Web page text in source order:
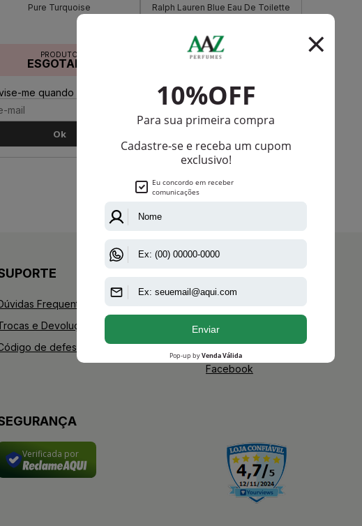
Pure Turquoise
PRODUTO
ESGOTADO
me quando disponível:
Ok
Ralph Lauren Blue Eau De Toilette
PRODUTO
ESGOTADO
Avise-me quando disponível:
Frequentes
e Devoluções
de defesa do consumidor
Youtube
Instagram
Facebook
Verificada por